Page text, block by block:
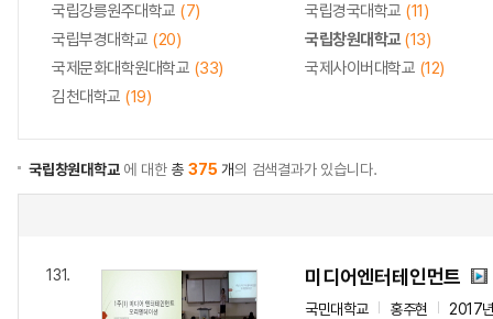
국립강릉원주대학교 (7) 국립경국대학교 (11)
국립부경대학교 (20) 국립창원대학교(13)
국제문화대학원대학교 (33) 국제사이버대학교 (12)
김천대학교 (19)
국립창원대학교에 대한총375 개의 검색결과가 있습니다.
131. 미디어엔터테인먼트
국민대학교 홍주현
2017